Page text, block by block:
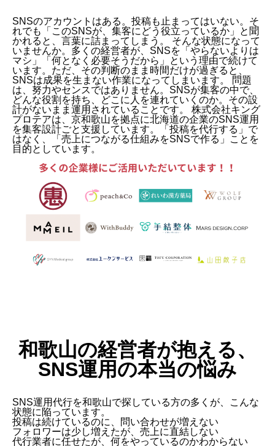
SNSのアカウントはある。投稿も止まってはいない。そ
れでも「このSNSが、集客にどう役立っているか」と聞
かれると、言葉に詰まってしまう。 そんな状態になって
いませんか。多くの経営者が、SNSを「やらないよりは
マシ」「何となく必要そうだから」という理由で続けて
います。ただ、その判断のまま時間だけが過ぎると、
SNSは成果を生まない作業になってしまいます。 問題
は、努力やセンスではありません。SNSが集客の中で、
どんな役割を持ち、どこに人を連れていくのか。その設
計がないまま運用されていることです。 株式会社キング
プロテアは、京和歌山を拠点に北海道の企業のSNS運用
を集客設計ごと支援しています。「投稿を代行する」で
はなく、「売上につながる仕組みをSNSで作る」ことを
目的としています。
和歌山の経営者が抱える、
SNS運用の本当の悩み
SNS運用代行を和歌山で探している方の多くが、こんな
状態に陥っています。
投稿は続けているのに、問い合わせが増えない
フォロワーは少し増えたが、売上に直結しない
代行業者に任せたが、何をやっているのかわからない